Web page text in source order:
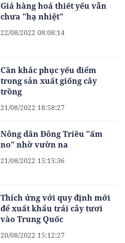
Giá hàng hoá thiết yếu vẫn
chưa "hạ nhiệt"
22/08/2022 08:08:14
Cần khắc phục yếu điểm
trong sản xuất giống cây
trồng
21/08/2022 18:58:27
Nông dân Đông Triều "ấm
no" nhờ vườn na
21/08/2022 15:15:36
Thích ứng với quy định mới
để xuất khẩu trái cây tươi
vào Trung Quốc
20/08/2022 15:12:27